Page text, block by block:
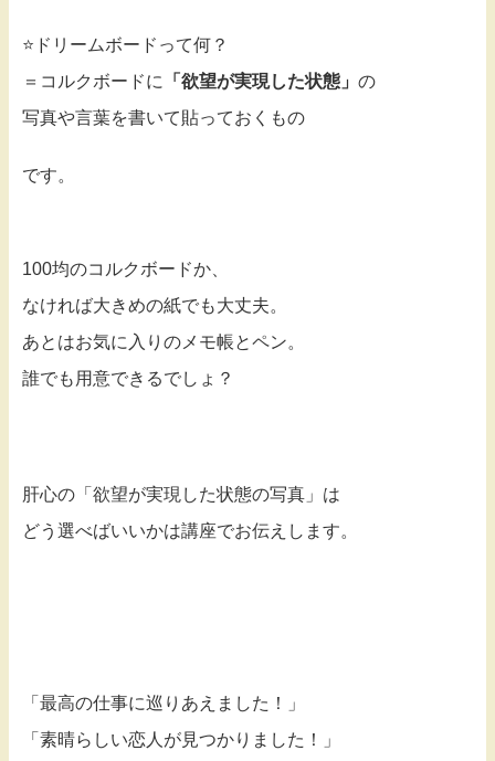
⭐️ドリームボードって何？
＝コルクボードに
「欲望が実現した状態」 の
写真や言葉を書いて貼っておくもの
です。
100均のコルクボードか、
なければ大きめの紙でも大丈夫。
あとはお気に入りのメモ帳とペン。
誰でも用意できるでしょ？
肝心の「欲望が実現した状態の写真」は
どう選べばいいかは講座でお伝えします。
「最高の仕事に巡りあえました！」
「素晴らしい恋人が見つかりました！」